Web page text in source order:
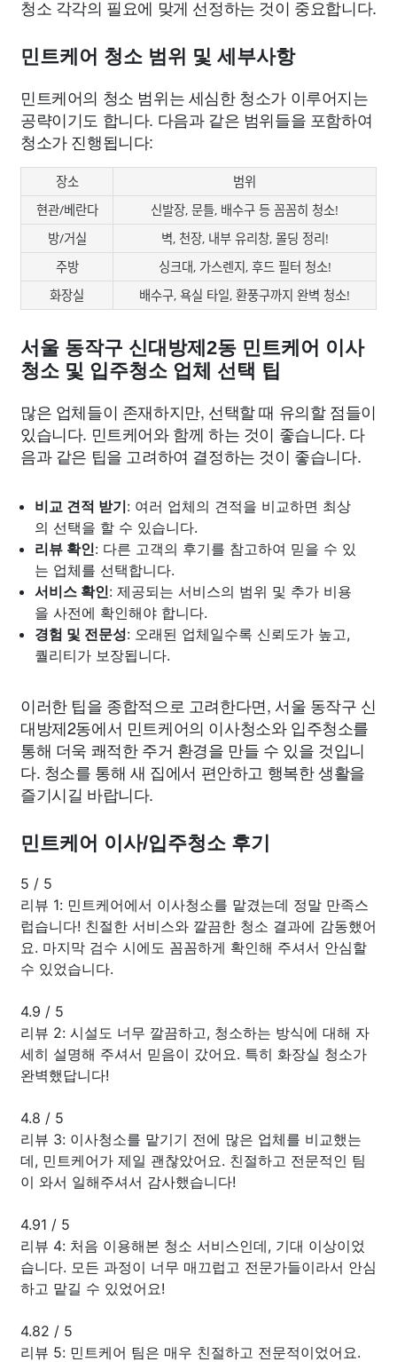
청소 각각의 필요에 맞게 선정하는 것이 중요합니다.
민트케어 청소 범위 및 세부사항
민트케어의 청소 범위는 세심한 청소가 이루어지는
공략이기도 합니다. 다음과 같은 범위들을 포함하여
청소가 진행됩니다:
장소
범위
현관/베란다
신발장, 문틀, 배수구 등 꼼꼼히 청소!
방/거실
벽, 천장, 내부 유리창, 몰딩 정리!
주방
싱크대, 가스렌지, 후드 필터 청소!
화장실
배수구, 욕실 타일, 환풍구까지 완벽 청소!
서울 동작구 신대방제2동 민트케어 이사
청소 및 입주청소 업체 선택 팁
많은 업체들이 존재하지만, 선택할 때 유의할 점들이
있습니다. 민트케어와 함께 하는 것이 좋습니다. 다
음과 같은 팁을 고려하여 결정하는 것이 좋습니다.
비교 견적 받기: 여러 업체의 견적을 비교하면 최상
의 선택을 할 수 있습니다.
리뷰 확인: 다른 고객의 후기를 참고하여 믿을 수 있
는 업체를 선택합니다.
서비스 확인: 제공되는 서비스의 범위 및 추가 비용
을 사전에 확인해야 합니다.
경험 및 전문성: 오래된 업체일수록 신뢰도가 높고,
퀄리티가 보장됩니다.
이러한 팁을 종합적으로 고려한다면, 서울 동작구 신
대방제2동에서 민트케어의 이사청소와 입주청소를
통해 더욱 쾌적한 주거 환경을 만들 수 있을 것입니
다. 청소를 통해 새 집에서 편안하고 행복한 생활을
즐기시길 바랍니다.
민트케어 이사/입주청소 후기
5 / 5
리뷰 1: 민트케어에서 이사청소를 맡겼는데 정말 만족스
럽습니다! 친절한 서비스와 깔끔한 청소 결과에 감동했어
요. 마지막 검수 시에도 꼼꼼하게 확인해 주셔서 안심할
수 있었습니다.
4.9 / 5
리뷰 2: 시설도 너무 깔끔하고, 청소하는 방식에 대해 자
세히 설명해 주셔서 믿음이 갔어요. 특히 화장실 청소가
완벽했답니다!
4.8 / 5
리뷰 3: 이사청소를 맡기기 전에 많은 업체를 비교했는
데, 민트케어가 제일 괜찮았어요. 친절하고 전문적인 팀
이 와서 일해주셔서 감사했습니다!
4.91 / 5
리뷰 4: 처음 이용해본 청소 서비스인데, 기대 이상이었
습니다. 모든 과정이 너무 매끄럽고 전문가들이라서 안심
하고 맡길 수 있었어요!
4.82 / 5
리뷰 5: 민트케어 팀은 매우 친절하고 전문적이었어요.